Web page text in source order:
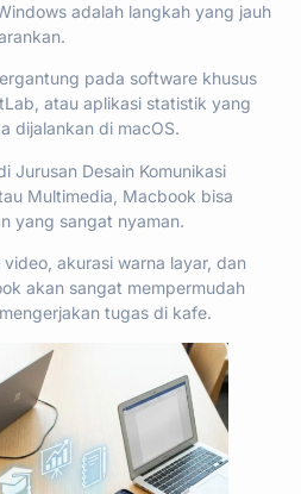
adalah langkah yang jauh
pada software khusus
atau aplikasi statistik yang
dijalankan di macOS.
Jurusan Desain Komunikasi
Multimedia, Macbook bisa
yang sangat nyaman.
akurasi warna layar, dan
akan sangat mempermudah
tugas di kafe.